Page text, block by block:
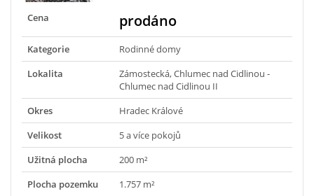
Cena prodáno
Kategorie
Rodinné domy
Lokalita
Zámostecká, Chlumec nad Cidlinou -
Chlumec nad Cidlinou II
Okres
Hradec Králové
Velikost
5 a více pokojů
Užitná plocha
200 m²
Plocha pozemku
1.757 m²